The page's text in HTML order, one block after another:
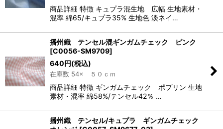
商品詳細 特徴 キュプラ混生地 広幅 生地素材・
混率 綿65/キュプラ35% 生地色 淡ネイ…
播州織 テンセル混ギンガムチェック ピンク
[C0056-SM9709]
640円(税込)
在庫数 54× ５０ｃｍ
商品詳細 特徴 ギンガムチェック ポプリン 生地
素材・混率 綿58%/テンセル42％ …
播州織 テンセル/キュプラ ギンガムチェック